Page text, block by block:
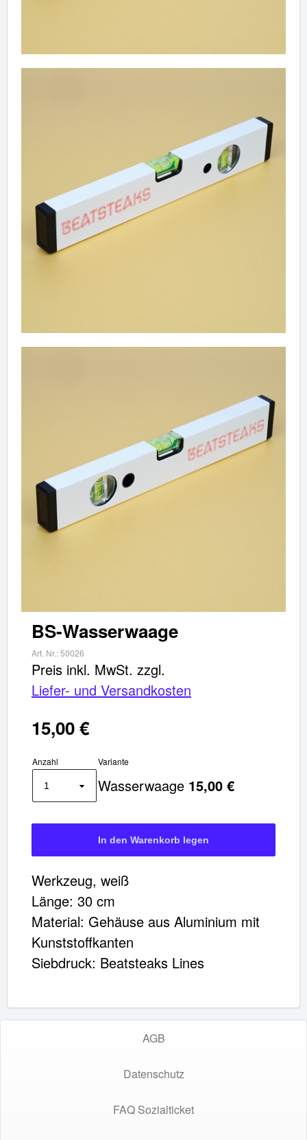
BS-Wasserwaage
Art. Nr.:50026
Preis inkl. MwSt. zzgl.
Liefer- und Versandkosten
15,00 €
Anzahl Variante
Wasserwaage 15,00 €
Werkzeug, weiß
Länge: 30 cm
Material: Gehäuse aus Aluminium mit
Kunststoffkanten
Siebdruck: Beatsteaks Lines
Weiter einkaufen✖
Artikel im Warenkorb
Gesamt: €
Warenkorb ansehen
AGB
Datenschutz
FAQ Sozialticket